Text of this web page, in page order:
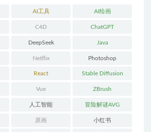
AI工具 AI绘画
C4D ChatGPT
DeepSeek Java
Netflix Photoshop
React Stable Diffusion
Vue ZBrush
人工智能 冒险解谜AVG
原画 小红书